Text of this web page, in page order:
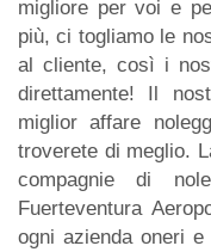
migliore per voi e
più, ci togliamo le
al cliente, così i
direttamente! Il
miglior affare
troverete di meglio.
compagnie di
Fuerteventura
ogni azienda oneri